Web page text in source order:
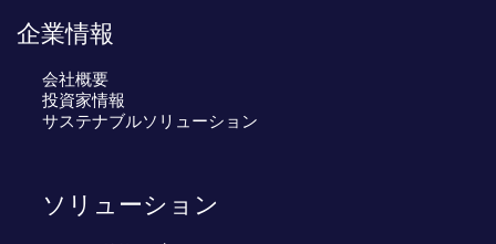
企業情報
会社概要
投資家情報
サステナブルソリューション
ソリューション